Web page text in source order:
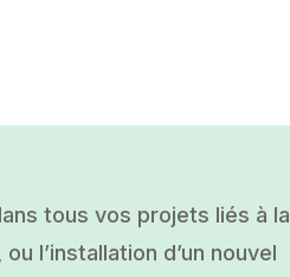
tous vos projets liés à la
l’installation d’un nouvel